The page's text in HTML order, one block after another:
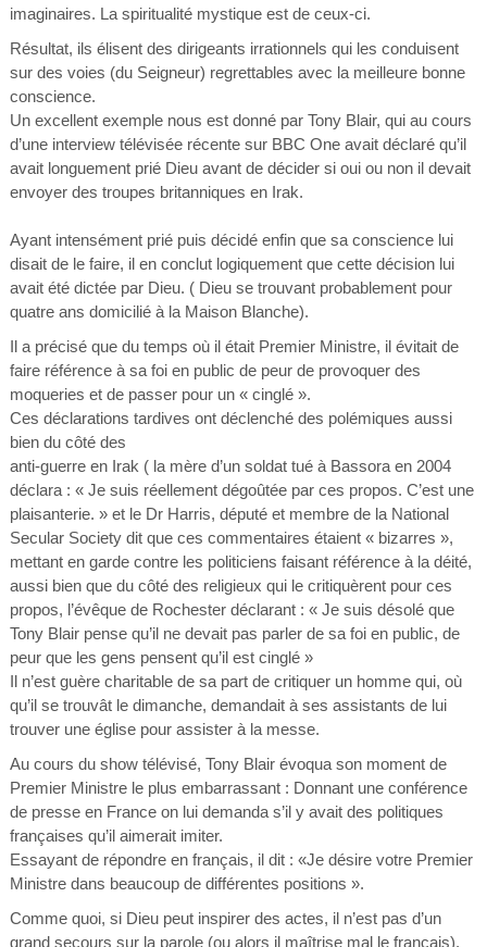
imaginaires. La spiritualité mystique est de ceux-ci.
Résultat, ils élisent des dirigeants irrationnels qui les conduisent
sur des voies (du Seigneur) regrettables avec la meilleure bonne
conscience.
Un excellent exemple nous est donné par Tony Blair, qui au cours
d’une interview télévisée récente sur BBC One avait déclaré qu’il
avait longuement prié Dieu avant de décider si oui ou non il devait
envoyer des troupes britanniques en Irak.
Ayant intensément prié puis décidé enfin que sa conscience lui
disait de le faire, il en conclut logiquement que cette décision lui
avait été dictée par Dieu. ( Dieu se trouvant probablement pour
quatre ans domicilié à la Maison Blanche).
Il a précisé que du temps où il était Premier Ministre, il évitait de
faire référence à sa foi en public de peur de provoquer des
moqueries et de passer pour un « cinglé ».
Ces déclarations tardives ont déclenché des polémiques aussi
bien du côté des
anti-guerre en Irak ( la mère d’un soldat tué à Bassora en 2004
déclara : « Je suis réellement dégoûtée par ces propos. C’est une
plaisanterie. » et le Dr Harris, député et membre de la National
Secular Society dit que ces commentaires étaient « bizarres »,
mettant en garde contre les politiciens faisant référence à la déité,
aussi bien que du côté des religieux qui le critiquèrent pour ces
propos, l’évêque de Rochester déclarant : « Je suis désolé que
Tony Blair pense qu’il ne devait pas parler de sa foi en public, de
peur que les gens pensent qu’il est cinglé »
Il n’est guère charitable de sa part de critiquer un homme qui, où
qu’il se trouvât le dimanche, demandait à ses assistants de lui
trouver une église pour assister à la messe.
Au cours du show télévisé, Tony Blair évoqua son moment de
Premier Ministre le plus embarrassant : Donnant une conférence
de presse en France on lui demanda s’il y avait des politiques
françaises qu’il aimerait imiter.
Essayant de répondre en français, il dit : «Je désire votre Premier
Ministre dans beaucoup de différentes positions ».
Comme quoi, si Dieu peut inspirer des actes, il n’est pas d’un
grand secours sur la parole (ou alors il maîtrise mal le français).